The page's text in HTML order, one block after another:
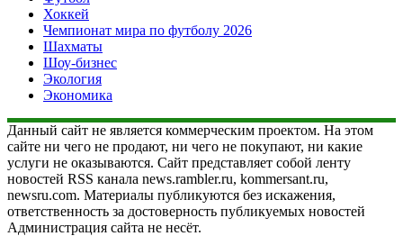
Хоккей
Чемпионат мира по футболу 2026
Шахматы
Шоу-бизнес
Экология
Экономика
Данный сайт не является коммерческим проектом. На этом
сайте ни чего не продают, ни чего не покупают, ни какие
услуги не оказываются. Сайт представляет собой ленту
новостей RSS канала news.rambler.ru, kommersant.ru,
newsru.com. Материалы публикуются без искажения,
ответственность за достоверность публикуемых новостей
Администрация сайта не несёт.